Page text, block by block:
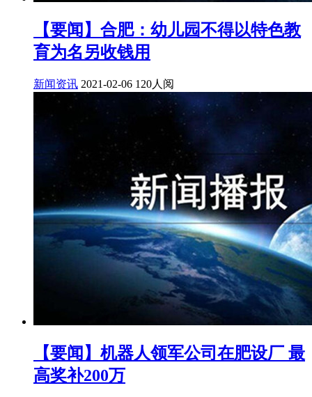
【要闻】合肥：幼儿园不得以特色教
育为名另收钱用
新闻资讯 2021-02-06 120人阅
【要闻】机器人领军公司在肥设厂 最
高奖补200万